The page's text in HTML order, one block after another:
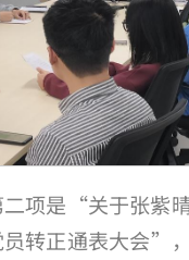
项是“关于张紫
员转正通表大会”